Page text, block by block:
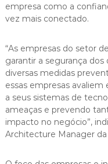
empresa como a
vez mais conectado.
“As empresas do setor
garantir a segurança
diversas medidas
essas empresas avaliem
a seus sistemas de
ameaças e prevendo
impacto no negócio”,
Architecture Manager da